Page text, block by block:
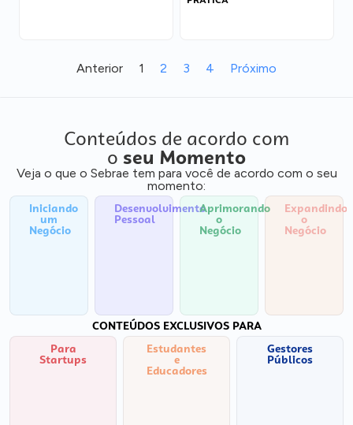
Anterior 1 2 3 4 Próximo
Conteúdos de acordo com
o seu Momento
Veja o que o Sebrae tem para você de acordo com o seu
momento:
Iniciando
um
Negócio
Desenvolvimento
Pessoal
Aprimorando
o
Negócio
Expandindo
o
Negócio
CONTEÚDOS EXCLUSIVOS PARA
Para
Startups
Estudantes
e
Educadores
Gestores
Públicos